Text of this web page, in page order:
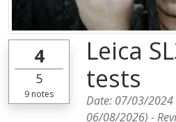
4
5
9 notes
Leica
tests
Date: 07/03/2024
06/08/2026) -